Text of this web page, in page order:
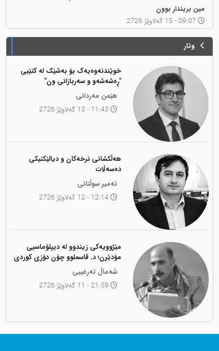
مین بریندار بوون
وتار
خوێندنەوەیەک بۆ بەشێک لە کتێبی
"ڕەشەشەو و سەربازانی ون"
هێمن مەردانی
هەڵکشانی نرخەکان و دیالێکتیکی
دەسەڵات
ئەمیر سوڵتانی
12:14 - 12 گەلاوێژ 2726
مێژوویەکی زیندوو لە دیپلۆماسیی
مۆدێرن؛ د. قاسملوو چۆن دۆزی کوردی
لە شاخەوە گواستەوە بۆ ناوەندە
بڕیاردەرەکانی جیهان؟
شەماڵ تەرغیبی